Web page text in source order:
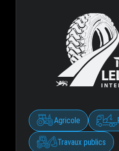
Agricole
Travaux publics